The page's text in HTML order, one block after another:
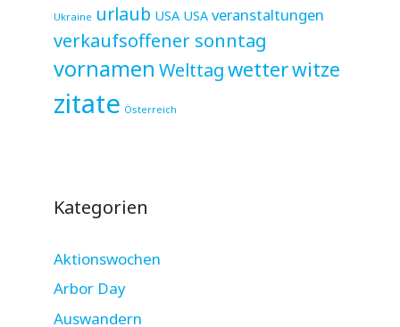
Ukraine urlaub USA USA veranstaltungen
verkaufsoffener sonntag
vornamen Welttagwetterwitze
zitate Österreich
Kategorien
Aktionswochen
Arbor Day
Auswandern